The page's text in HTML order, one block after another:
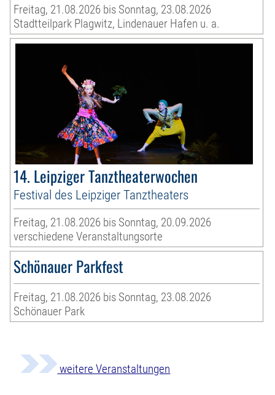
Freitag, 21.08.2026 bis Sonntag, 23.08.2026
Stadtteilpark Plagwitz, Lindenauer Hafen u. a.
14. Leipziger Tanztheaterwochen
Festival des Leipziger Tanztheaters
Freitag, 21.08.2026 bis Sonntag, 20.09.2026
verschiedene Veranstaltungsorte
Schönauer Parkfest
Freitag, 21.08.2026 bis Sonntag, 23.08.2026
Schönauer Park
weitere Veranstaltungen